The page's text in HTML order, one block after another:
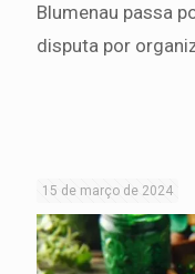
Blumenau passa
disputa por
15 de março de 2024